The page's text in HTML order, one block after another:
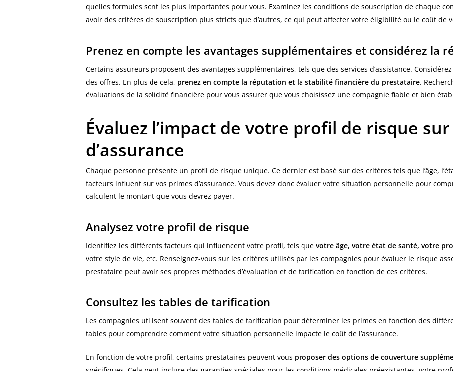
quelles formules sont les plus importantes pour vous. Examinez les conditions de souscription de chaque
avoir des critères de souscription plus stricts que d’autres, ce qui peut affecter votre éligibilité ou le coût de
Prenez en compte les avantages supplémentaires et considérez la
Certains assureurs proposent des avantages supplémentaires, tels que des services d’assistance.
des offres. En plus de cela, prenez en compte la réputation et la stabilité financière du prestataire.
évaluations de la solidité financière pour vous assurer que vous choisissez une compagnie fiable et bien
Évaluez l’impact de votre profil de risque
d’assurance
Chaque personne présente un profil de risque unique. Ce dernier est basé sur des critères tels que l’âge,
facteurs influent sur vos primes d’assurance. Vous devez donc évaluer votre situation personnelle pour
calculent le montant que vous devrez payer.
Analysez votre profil de risque
Identifiez les différents facteurs qui influencent votre profil, tels que votre âge, votre état de santé, votre
votre style de vie, etc. Renseignez-vous sur les critères utilisés par les compagnies pour évaluer le risque
prestataire peut avoir ses propres méthodes d’évaluation et de tarification en fonction de ces critères.
Consultez les tables de tarification
Les compagnies utilisent souvent des tables de tarification pour déterminer les primes en fonction des
tables pour comprendre comment votre situation personnelle impacte le coût de l’assurance.
En fonction de votre profil, certains prestataires peuvent vous proposer des options de couverture